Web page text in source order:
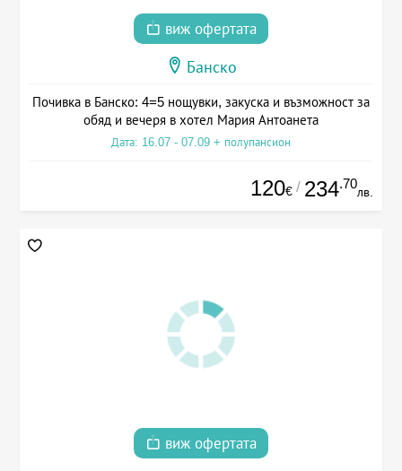
виж офертата
Банско
Почивка в Банско: 4=5 нощувки, закуска и възможност за
обяд и вечеря в хотел Мария Антоанета
Дата: 16.07 - 07.09 + полупансион
120€ / 234.70
лв.
виж офертата